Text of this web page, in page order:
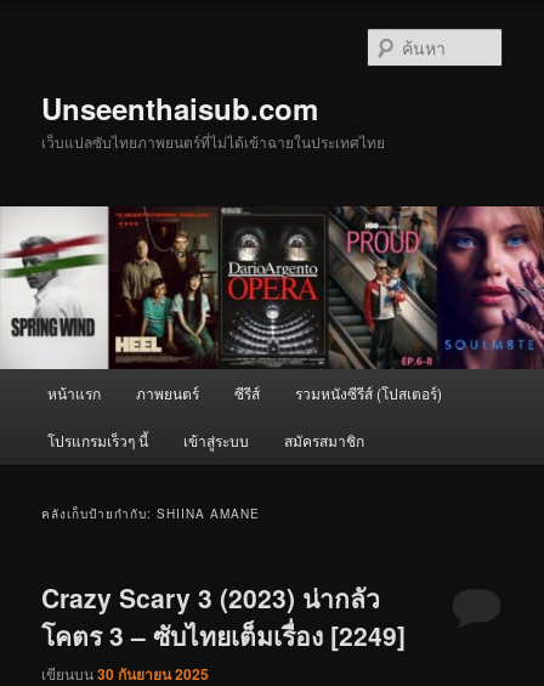
Unseenthaisub.com
เว็บแปลซับไทยภาพยนตร์ที่ไม่ได้เข้าฉายในประเทศไทย
หน้าแรก ภาพยนตร์ ซีรีส์ รวมหนังซีรีส์ (โปสเตอร์)
โปรแกรมเร็วๆ นี้ เข้าสู่ระบบ สมัครสมาชิก
คลังเก็บป้ายกำกับ:SHIINA AMANE
Crazy Scary 3 (2023) น่ากลัว
โคตร 3 – ซับไทยเต็มเรื่อง [2249]
เขียนบน30 กันยายน 2025